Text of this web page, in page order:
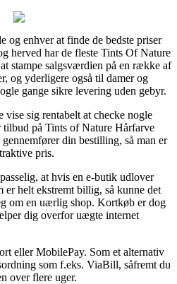
og enhver at finde de bedste priser
herved har de fleste Tints Of Nature
stampe salgsværdien på en række af
og yderligere også til damer og
gange sikre levering uden gebyr.
sig rentabelt at checke nogle
tilbud på Tints of Nature Hårfarve
din bestilling, så man er
pris.
at hvis en e-butik udlover
er helt ekstremt billig, så kunne det
om en uærlig shop. Kortkøb er dog
dig overfor uægte internet
eller MobilePay. Som et alternativ
som f.eks. ViaBill, såfremt du
over flere uger.